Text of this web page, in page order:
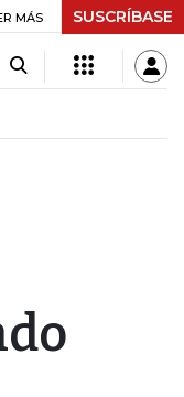
416,86 +$ 0,05 +0,01%
MÁS SUSCRÍBASE